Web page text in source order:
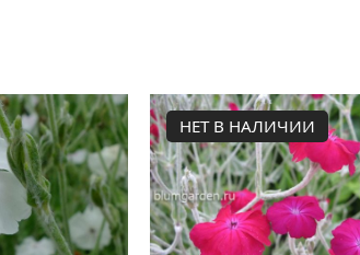
НЕТ В НАЛИЧИИ